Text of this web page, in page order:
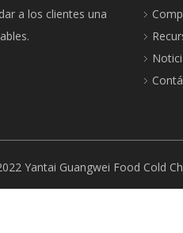
a los clientes una
Yantai Guangwei Food Cold